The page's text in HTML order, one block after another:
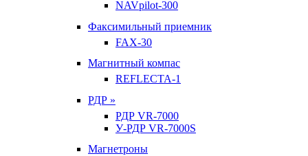
NAVpilot-300
Факсимильный приемник
FAX-30
Магнитный компас
REFLECTA-1
РДР »
РДР VR-7000
У-РДР VR-7000S
Магнетроны